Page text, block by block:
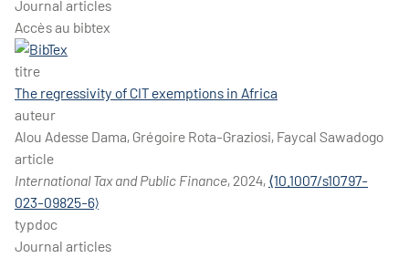
Journal articles
Accès au bibtex
titre
The regressivity of CIT exemptions in Africa
auteur
Alou Adesse Dama, Grégoire Rota-Graziosi, Faycal Sawadogo
article
International Tax and Public Finance, 2024, ⟨10.1007/s10797-
023-09825-6⟩
typdoc
Journal articles